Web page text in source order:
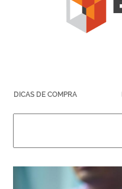
DICAS DE COMPRA